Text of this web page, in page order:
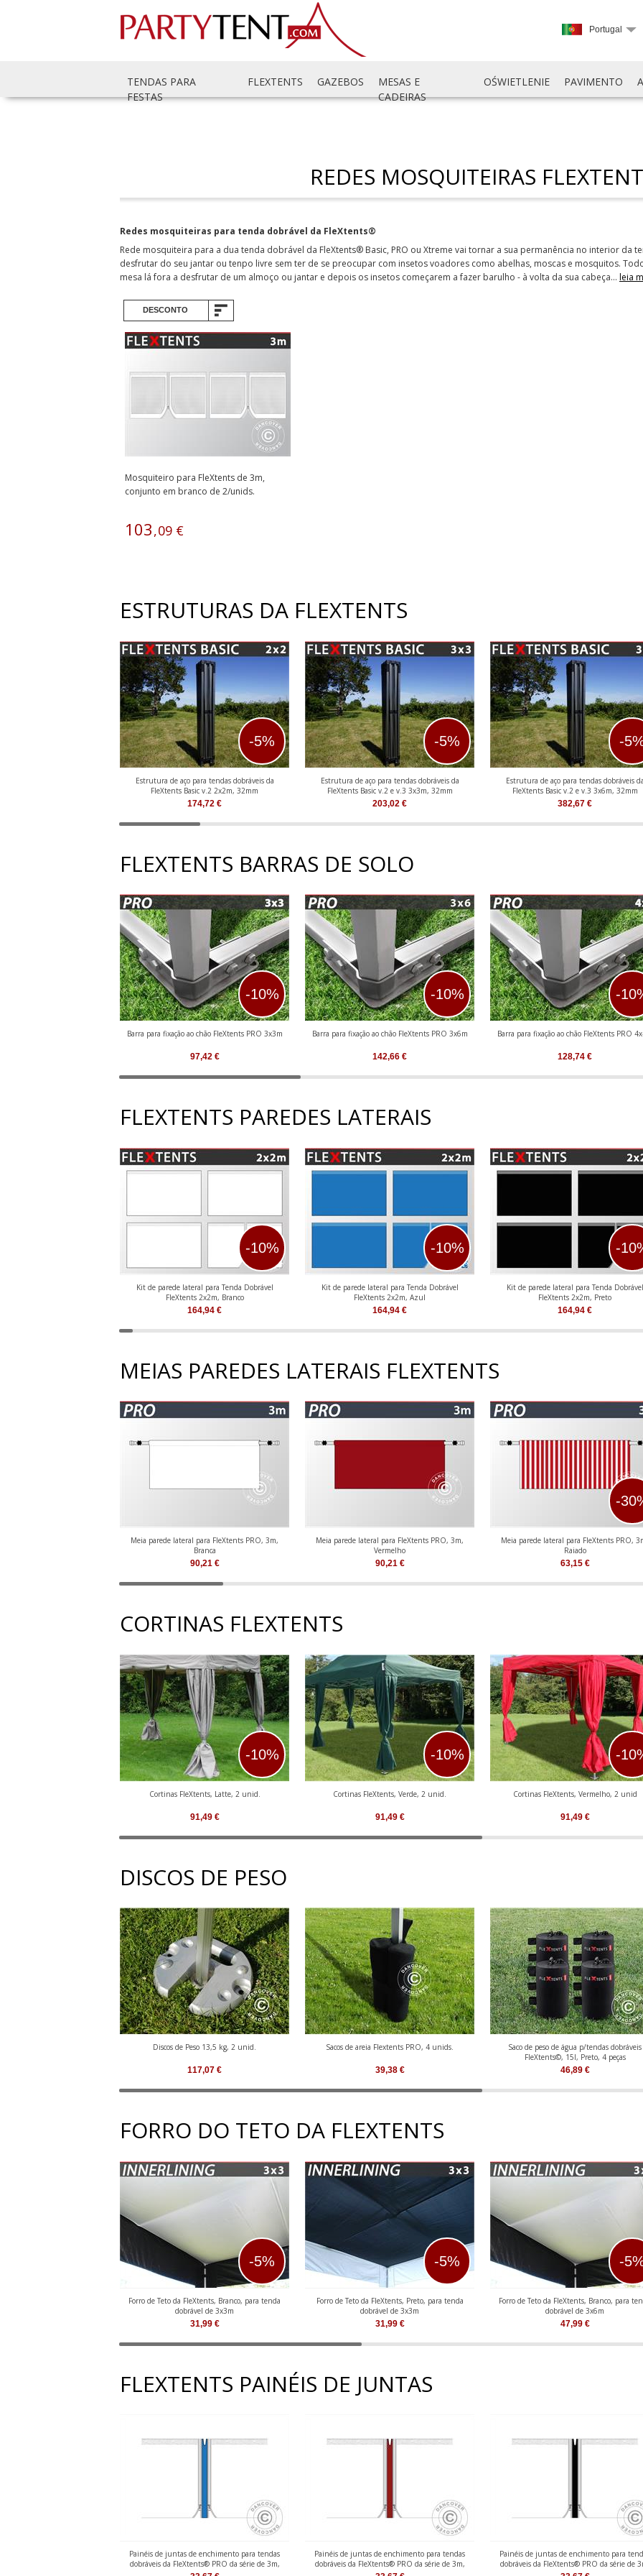
Portugal
TENDAS PARA
FESTAS
FLEXTENTS GAZEBOS
MESAS E
CADEIRAS
OŚWIETLENIE PAVIMENTO
REDES MOSQUITEIRAS
Redes mosquiteiras para tenda dobrável da FleXtents®
Rede mosquiteira para a dua tenda dobrável da FleXtents® Basic, PRO ou Xtreme vai tornar a sua permanência no interior da
desfrutar do seu jantar ou tenpo livre sem ter de se preocupar com insetos voadores como abelhas, moscas e mosquitos.
mesa lá fora a desfrutar de um almoço ou jantar e depois os insetos começarem a fazer barulho - à volta da sua cabeça… leia
DESCONTO
Mosquiteiro para FleXtents de 3m,
conjunto em branco de 2/unids.
103,09 €
ESTRUTURAS DA FLEXTENTS
-5%
Estrutura de aço para tendas dobráveis da
FleXtents Basic v.2 2x2m, 32mm
174,72 €
-5%
Estrutura de aço para tendas dobráveis da
FleXtents Basic v.2 e v.3 3x3m, 32mm
203,02 €
-
Estrutura de aço para tendas dobráveis da
FleXtents Basic v.2 e v.3 3x6m, 32mm
382,67 €
FLEXTENTS BARRAS DE SOLO
-10%
Barra para fixação ao chão FleXtents PRO 3x3m
97,42€
-10%
Barra para fixação ao chão FleXtents PRO 3x6m
142,66 €
-
Barra para fixação ao chão FleXtents PRO
128,74 €
FLEXTENTS PAREDES LATERAIS
-10%
Kit de parede lateral para Tenda Dobrável
FleXtents 2x2m, Branco
164,94 €
-10%
Kit de parede lateral para Tenda Dobrável
FleXtents 2x2m, Azul
164,94 €
-
Kit de parede lateral para Tenda Dobrável
FleXtents 2x2m, Preto
164,94 €
MEIAS PAREDES LATERAIS FLEXTENTS
Meia parede lateral para FleXtents PRO, 3m,
Branca
90,21€
Meia parede lateral para FleXtents PRO, 3m,
Vermelho
90,21€
-
Meia parede lateral para FleXtents PRO,
Raiado
63,15€
CORTINAS FLEXTENTS
-10%
Cortinas FleXtents, Latte, 2 unid.
91,49€
-10%
Cortinas FleXtents, Verde, 2 unid.
91,49€
-
Cortinas FleXtents, Vermelho, 2 unid
91,49€
DISCOS DE PESO
Discos de Peso 13,5 kg, 2 unid.
117,07 €
Sacos de areia Flextents PRO, 4 unids.
39,38€
Saco de peso de água p/tendas dobráveis
FleXtents©, 15l, Preto, 4 peças
46,89€
FORRO DO TETO DA FLEXTENTS
-5%
Forro de Teto da FleXtents, Branco, para tenda
dobrável de 3x3m
31,99€
-5%
Forro de Teto da FleXtents, Preto, para tenda
dobrável de 3x3m
31,99€
-
Forro de Teto da FleXtents, Branco, para
dobrável de 3x6m
47,99€
FLEXTENTS PAINÉIS DE JUNTAS
Painéis de juntas de enchimento para tendas
dobráveis da FleXtents® PRO da série de 3m,
Azul, 2 unids.
Painéis de juntas de enchimento para tendas
dobráveis da FleXtents® PRO da série de 3m,
Vermelho, 2 unids.
Painéis de juntas de enchimento para
dobráveis da FleXtents® PRO da série de
Preto, 2 unids.